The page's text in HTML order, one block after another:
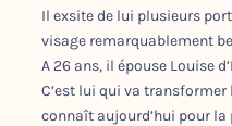
Il exsite de lui plusieurs
visage remarquablement
A 26 ans, il épouse Louise
C’est lui qui va
connaît aujourd’hui pour la